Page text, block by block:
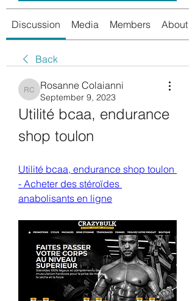
Discussion Media Members About
Back
Rosanne Colaianni
Rosanne Colaianni
September 9, 2023
Utilité bcaa, endurance
shop toulon
Utilité bcaa, endurance shop toulon
- Acheter des stéroïdes
anabolisants en ligne